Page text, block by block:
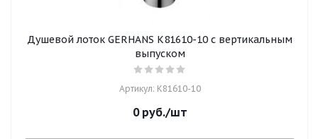
Душевой лоток GERHANS K81610-10 с вертикальным
выпуском
Артикул: K81610-10
0руб./шт